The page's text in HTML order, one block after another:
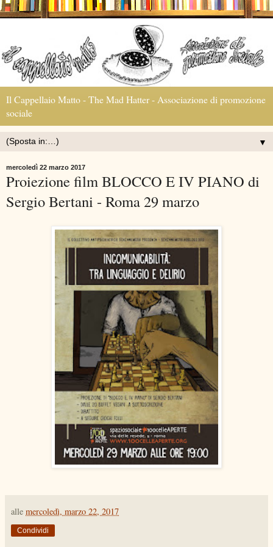
Il Cappellaio Matto - The Mad Hatter - Associazione di promozione
sociale
▼
mercoledì 22 marzo 2017
Proiezione film BLOCCO E IV PIANO di
Sergio Bertani - Roma 29 marzo
alle mercoledì, marzo 22, 2017
Condividi